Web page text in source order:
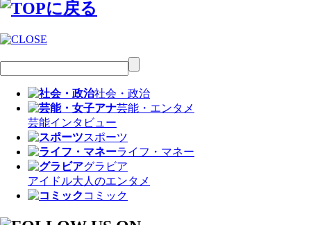
社会・政治
芸能・エンタメ
芸能インタビュー
スポーツ
ライフ・マネー
グラビア
アイドル大人のエンタメ
コミック